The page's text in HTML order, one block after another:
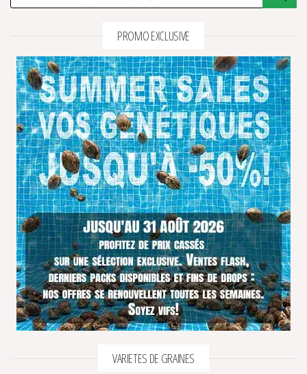
PROMO EXCLUSIVE
VARIETES DE GRAINES